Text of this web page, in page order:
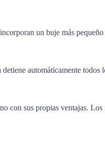
un buje más
automáticamente
con sus propias ventajas.